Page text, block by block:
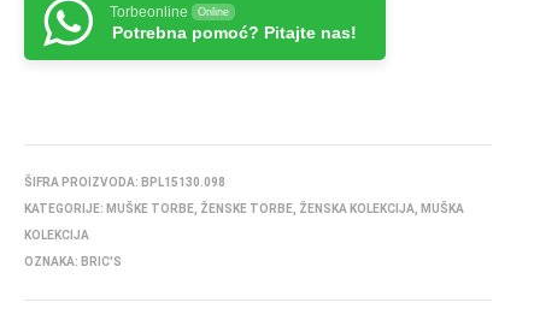
Torbeonline Online
Potrebna pomoć? Pitajte nas!
ŠIFRA PROIZVODA: BPL15130.098
KATEGORIJE: MUŠKE TORBE ŽENSKE TORBE ŽENSKA KOLEKCIJA
MUŠKA
KOLEKCIJA
OZNAKA: BRIC'S